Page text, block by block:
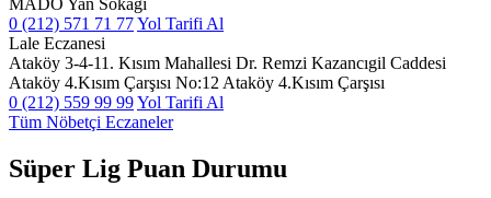
MADO Yan Sokağı
0 (212) 571 71 77Yol Tarifi Al
Lale Eczanesi
Ataköy 3-4-11. Kısım Mahallesi Dr. Remzi Kazancıgil Caddesi
Ataköy 4.Kısım Çarşısı No:12 Ataköy 4.Kısım Çarşısı
0 (212) 559 99 99Yol Tarifi Al
Tüm Nöbetçi Eczaneler
Süper Lig Puan Durumu